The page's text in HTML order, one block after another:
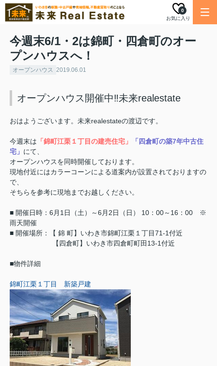
お気に入り
0
今週末6/1・2は錦町・四倉町のオー
プンハウスへ！
オープンハウス 2019.06.01
オープンハウス開催中‼︎未来realestate
おはようございます。未来realestateの渡辺です。
今週末は 「錦町江栗１丁目の建売住宅」
「四倉町の築7年中古住
宅」 にて、
オープンハウスを同時開催しております。
現地付近にはカラーコーンによる道案内が設置されており ますの
で、
そちらを参考に現地までお越しください。
■ 開催日時：6月1日（土）～6月2日（日） 10：00～16：00 ※
雨天開催
■ 開催場所：【 錦 町】いわき市錦町江栗１丁目71-1付近
【四倉町】いわき市四倉町町田13-1付近
■物件詳細
錦町江栗１丁目 新築戸建